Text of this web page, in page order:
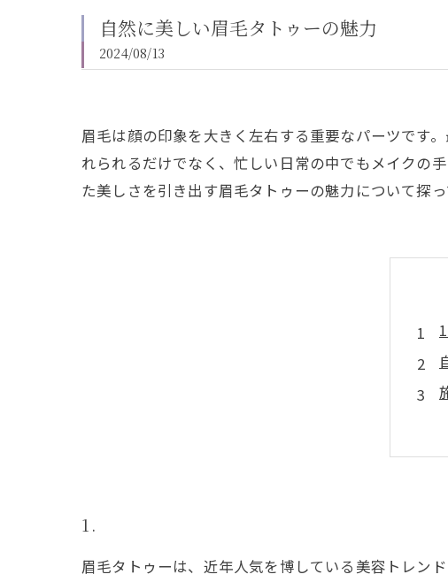
自然に美しい眉毛タトゥーの魅力
2024/08/13
眉毛は顔の印象を大きく左右する重要なパーツです
れられるだけでなく、忙しい日常の中でもメイクの
た美しさを引き出す眉毛タトゥーの魅力について探っ
1.
眉毛タトゥーは、近年人気を博している美容トレン